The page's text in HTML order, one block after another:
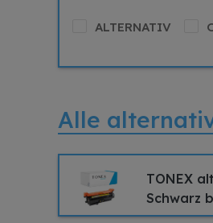
ALTERNATIV
Alle
TONEX
Schwarz